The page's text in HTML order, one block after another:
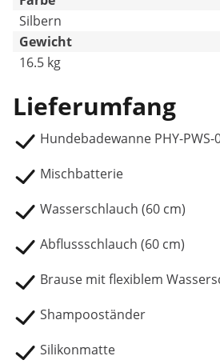
Silbern
Gewicht
16.5 kg
Lieferumfang
Hundebadewanne PHY-PWS-
Mischbatterie
Wasserschlauch (60 cm)
Abflussschlauch (60 cm)
Brause mit flexiblem
Shampooständer
Silikonmatte